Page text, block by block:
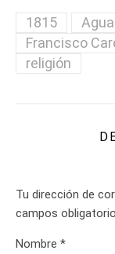
1815
Francisco
religión
Tu dirección de
campos
Nombre *